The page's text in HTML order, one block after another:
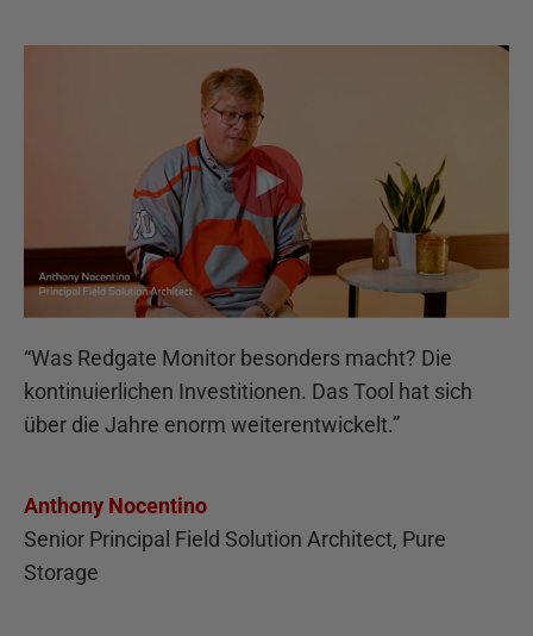
“Was Redgate Monitor besonders macht? Die
kontinuierlichen Investitionen. Das Tool hat sich
über die Jahre enorm weiterentwickelt.”
Anthony Nocentino
Senior Principal Field Solution Architect, Pure
Storage